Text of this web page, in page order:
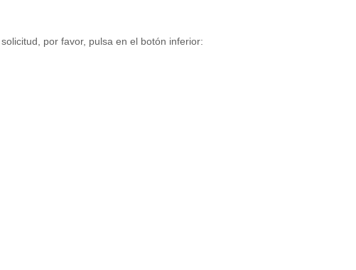
por favor, pulsa en el botón inferior: